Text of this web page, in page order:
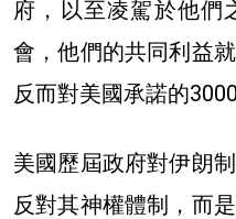
府，以至凌駕於他們
會，他們的共同利益
反而對美國承諾的
美國歷屆政府對伊朗
反對其神權體制，而